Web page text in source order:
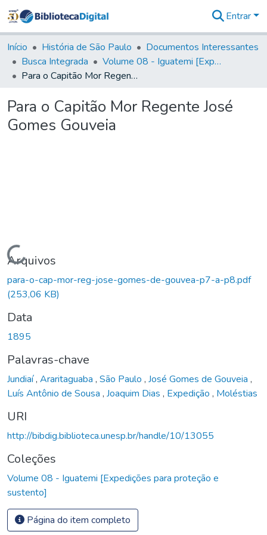
&
Coleções
Tudo na
Biblioteca
Estatísticas
Entrar
Início História de São Paulo
Documentos Interessantes
Busca Integrada
Volume 08 - Iguatemi [Expedições para proteção e sustento]
Para o Capitão Mor Regente José Gomes Gouveia
Para o Capitão Mor Regente José
Gomes Gouveia
Carregando...
Arquivos
para-o-cap-mor-reg-jose-gomes-de-gouvea-p7-a-p8.pdf
(253,06 KB)
Data
1895
Palavras-chave
Jundiaí, Araritaguaba , São Paulo , José Gomes de Gouveia ,
Luís Antônio de Sousa , Joaquim Dias , Expedição , Moléstias
URI
http://bibdig.biblioteca.unesp.br/handle/10/13055
Coleções
Volume 08 - Iguatemi [Expedições para proteção e
sustento]
Página do item completo